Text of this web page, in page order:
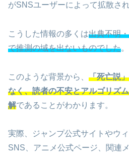
がSNSユーザーによって拡散され
こうした情報の多くは出典不明
で推測の域を出ないものでした。
このような背景から、 「死亡説
なく、読者の不安とアルゴリズ
解であることがわかります。
実際、ジャンプ公式サイトやウ
SNS、アニメ公式ページ、関連